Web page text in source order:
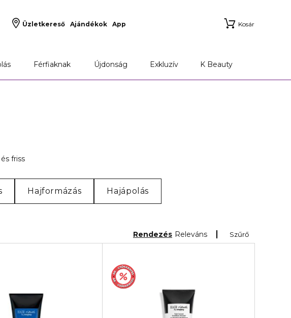
Üzletkereső Ajándékok App Kosár
Férfiaknak Újdonság Exkluzív K Beauty
friss
Hajformázás Hajápolás
Szűrő
Rendezés Releváns